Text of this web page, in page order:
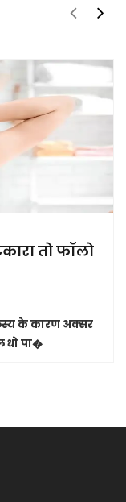
तो फॉलो
के कारण अक्सर
धो पा�